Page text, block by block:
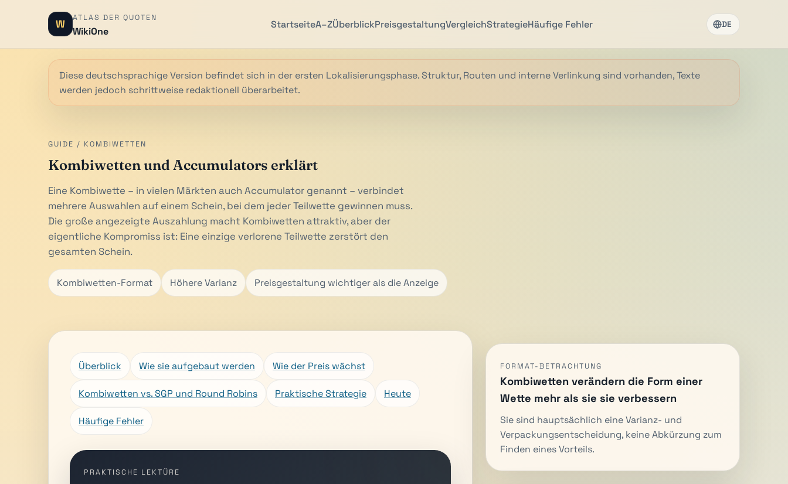
W ATLAS DER QUOTEN
WikiOne
StartseiteA–ZÜberblickPreisgestaltungVergleichStrategieHäufige Fehler DE
Diese deutschsprachige Version befindet sich in der ersten Lokalisierungsphase. Struktur, Routen und interne Verlinkung sind vorhanden, Texte
werden jedoch schrittweise redaktionell überarbeitet.
GUIDE / KOMBIWETTEN
Kombiwetten und Accumulators erklärt
Eine Kombiwette – in vielen Märkten auch Accumulator genannt – verbindet
mehrere Auswahlen auf einem Schein, bei dem jeder Teilwette gewinnen muss.
Die große angezeigte Auszahlung macht Kombiwetten attraktiv, aber der
eigentliche Kompromiss ist: Eine einzige verlorene Teilwette zerstört den
gesamten Schein.
Kombiwetten-Format Höhere Varianz Preisgestaltung wichtiger als die Anzeige
Überblick Wie sie aufgebaut werden Wie der Preis wächst
Kombiwetten vs. SGP und Round Robins Praktische Strategie Heute
Häufige Fehler
PRAKTISCHE LEKTÜRE
FORMAT-BETRACHTUNG
Kombiwetten verändern die Form einer
Wette mehr als sie sie verbessern
Sie sind hauptsächlich eine Varianz- und
Verpackungsentscheidung, keine Abkürzung zum
Finden eines Vorteils.